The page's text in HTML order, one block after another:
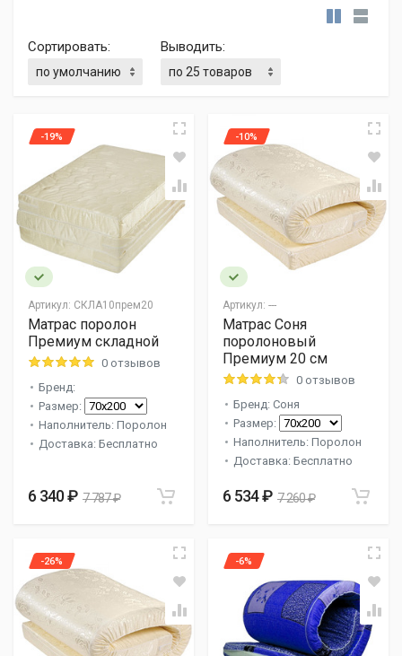
Сортировать: Выводить:
Артикул: СКЛА10прем20
-19%
Матрас поролон
Премиум складной
0 отзывов
Бренд:
Размер:
Наполнитель: Поролон
Доставка: Бесплатно
6 340 ₽ 7 787 ₽
Артикул: ---
-10%
Матрас Соня
поролоновый
Премиум 20 см
0 отзывов
Бренд: Соня
Размер:
Наполнитель: Поролон
Доставка: Бесплатно
6 534 ₽ 7 260 ₽
-26% -6%